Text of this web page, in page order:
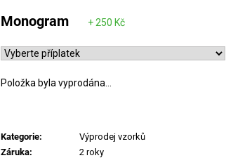
Monogram
Položka byla vyprodána…
Kategorie:
Výprodej vzorků
Záruka:
2 roky